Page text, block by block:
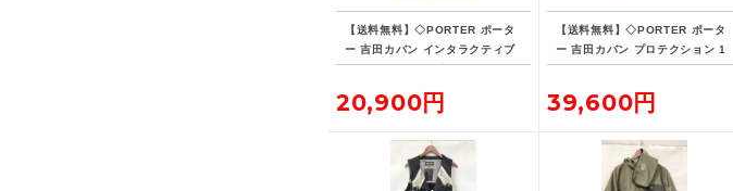
【送料無料】◇PORTER ポータ
ー 吉田カバン インタラクティブ
デイパック 14L ビジネスリュッ
20,900円
【送料無料】◇PORTER ポータ
ー 吉田カバン プロテクション 1
5L デイパック リュックサック
39,600円